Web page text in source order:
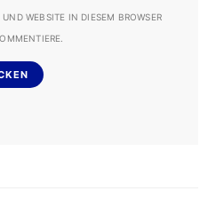
WEBSITE IN DIESEM BROWSER